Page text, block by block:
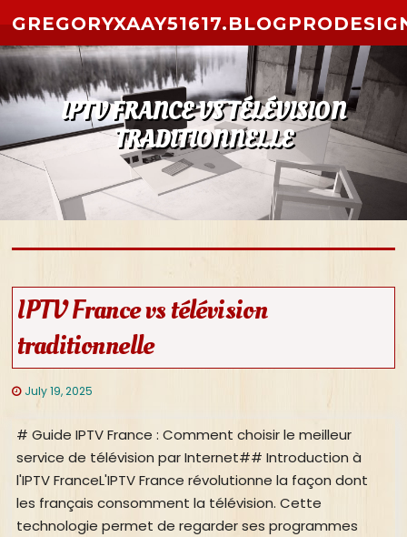
IPTV FRANCE VS TÉLÉVISION
TRADITIONNELLE
IPTV France vs télévision
traditionnelle
July 19, 2025
# Guide IPTV France : Comment choisir le meilleur
service de télévision par Internet## Introduction à
l'IPTV FranceL'IPTV France révolutionne la façon dont
les français consomment la télévision. Cette
technologie permet de regarder ses programmes